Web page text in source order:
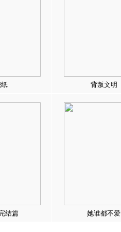
背叛文明
结篇 她谁都不爱